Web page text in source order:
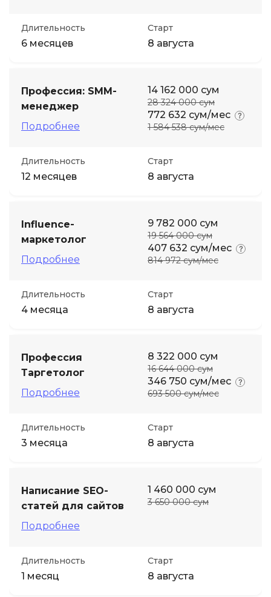
Длительность
6 месяцев
Старт
8 августа
Профессия: SMM-
менеджер
Подробнее
14 162 000 сум
28 324 000 сум
772 632 сум/мес
1 584 538 сум/мес
Длительность
12 месяцев
Старт
8 августа
Influence-
маркетолог
Подробнее
9 782 000 сум
19 564 000 сум
407 632 сум/мес
814 972 сум/мес
Длительность
4 месяца
Старт
8 августа
Профессия
Таргетолог
Подробнее
8 322 000 сум
16 644 000 сум
346 750 сум/мес
693 500 сум/мес
Длительность
3 месяца
Старт
8 августа
Написание SEO-
статей для сайтов
Подробнее
1 460 000 сум
3 650 000 сум
Длительность
1 месяц
Старт
8 августа